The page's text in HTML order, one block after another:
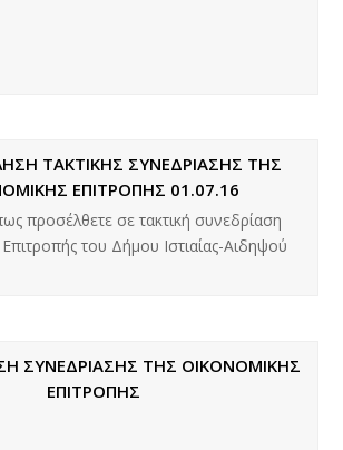
ΤΑΚΤΙΚΗΣ ΣΥΝΕΔΡΙΑΣΗΣ ΤΗΣ
ΕΠΙΤΡΟΠΗΣ 01.07.16
προσέλθετε σε τακτική συνεδρίαση
του Δήμου Ιστιαίας-Αιδηψού
ΣΥΝΕΔΡΙΑΣΗΣ ΤΗΣ ΟΙΚΟΝΟΜΙΚΗΣ
ΕΠΙΤΡΟΠΗΣ